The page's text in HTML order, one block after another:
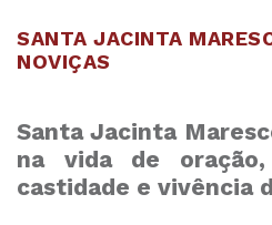
SANTA JACINTA
NOVIÇAS
Santa Jacinta
na vida de
castidade e vivência